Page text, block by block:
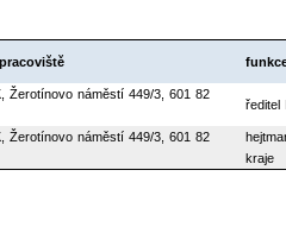
Žerotínovo náměstí 449/3, 601 82
ředitel
Žerotínovo náměstí 449/3, 601 82
kraje